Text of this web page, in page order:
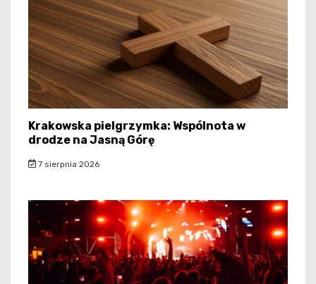
Krakowska pielgrzymka: Wspólnota w
drodze na Jasną Górę
7 sierpnia 2026